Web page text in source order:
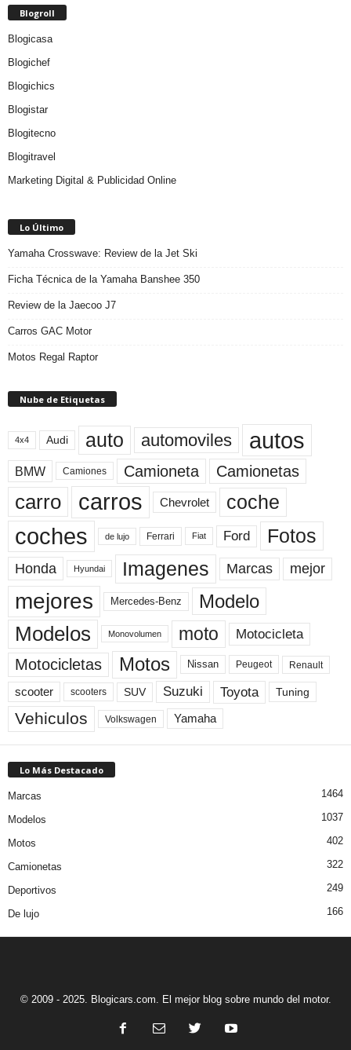
Blogroll
Blogicasa
Blogichef
Blogichics
Blogistar
Blogitecno
Blogitravel
Marketing Digital & Publicidad Online
Lo Último
Yamaha Crosswave: Review de la Jet Ski
Ficha Técnica de la Yamaha Banshee 350
Review de la Jaecoo J7
Carros GAC Motor
Motos Regal Raptor
Nube de Etiquetas
4x4 Audi auto automoviles autos
BMW Camiones Camioneta Camionetas
carro carros Chevrolet coche
coches de lujo Ferrari Fiat Ford Fotos
Honda Hyundai Imagenes Marcas mejor
mejores Mercedes-Benz Modelo
Modelos Monovolumen moto Motocicleta
Motocicletas Motos Nissan Peugeot Renault
scooter scooters SUV Suzuki Toyota Tuning
Vehiculos Volkswagen Yamaha
Lo Más Destacado
Marcas 1464
Modelos 1037
Motos 402
Camionetas 322
Deportivos 249
De lujo 166
© 2009 - 2025. Blogicars.com. El mejor blog sobre mundo del motor.